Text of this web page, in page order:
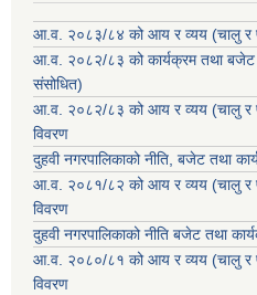
आ.व. २०८३/८४ को आय र व्यय (चालु र
आ.व. २०८२/८३ को कार्यक्रम तथा
संसोधित)
आ.व. २०८२/८३ को आय र व्यय (चालु र
विवरण
दुहवी नगरपालिकाको नीति, बजेट तथा
आ.व. २०८१/८२ को आय र व्यय (चालु र
विवरण
दुहवी नगरपालिकाको नीति बजेट तथा
आ.व. २०८०/८१ को आय र व्यय (चालु र
विवरण